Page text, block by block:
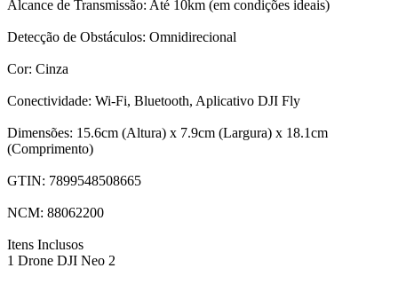
Alcance de Transmissão: Até 10km (em condições ideais)
Detecção de Obstáculos: Omnidirecional
Cor: Cinza
Conectividade: Wi-Fi, Bluetooth, Aplicativo DJI Fly
Dimensões: 15.6cm (Altura) x 7.9cm (Largura) x 18.1cm
(Comprimento)
GTIN: 7899548508665
NCM: 88062200
Itens Inclusos
1 Drone DJI Neo 2